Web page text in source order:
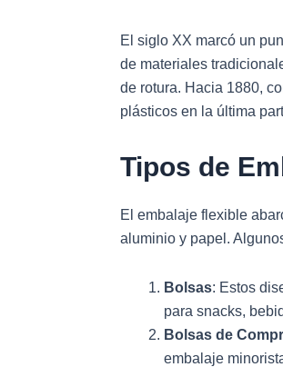
El siglo XX marcó un
de materiales
de rotura. Hacia 1880,
plásticos en la última
Tipos de
El embalaje flexible
aluminio y papel.
Bolsas: Estos
para snacks,
Bolsas de
embalaje